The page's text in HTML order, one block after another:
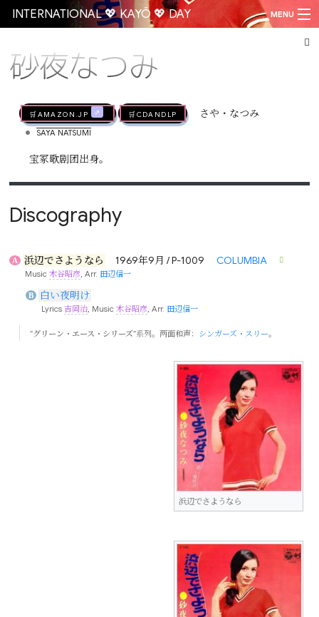
INTERNATIONAL 💖 KAYŌ 💖 DAY MENU
砂夜なつみ
🛒AMAZON.jp 🛒CDandLP さや・なつみ
• SAYA NATSUMI
宝冢歌剧团出身。
Discography
A 浜辺でさようなら 1969年9月 / P-1009 COLUMBIA
Music木谷昭彦 , Arr. 田辺信一
B 白い夜明け
Lyrics 吉岡治, Music 木谷昭彦, Arr. 田辺信一
“グリーン・エース・シリーズ”系列。两面和声： シンガーズ・スリー。
浜辺でさようなら